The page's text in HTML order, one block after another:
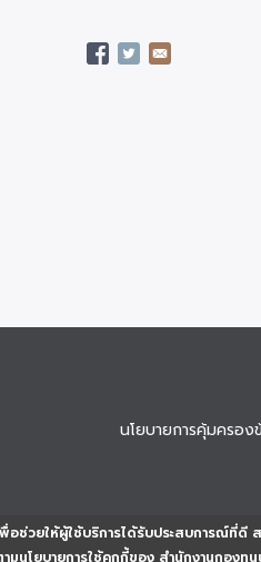
วยให้ผู้ใช้บริการได้รับประสบการณ์ที่ดี ส
มนโยบายการใช้คุกกี้ของ สำนักงานกองทุ
นโยบายการคุ้มครอ